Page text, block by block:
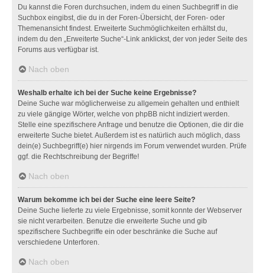
Du kannst die Foren durchsuchen, indem du einen Suchbegriff in die
Suchbox eingibst, die du in der Foren-Übersicht, der Foren- oder
Themenansicht findest. Erweiterte Suchmöglichkeiten erhältst du,
indem du den „Erweiterte Suche“-Link anklickst, der von jeder Seite des
Forums aus verfügbar ist.
Nach oben
Weshalb erhalte ich bei der Suche keine Ergebnisse?
Deine Suche war möglicherweise zu allgemein gehalten und enthielt
zu viele gängige Wörter, welche von phpBB nicht indiziert werden.
Stelle eine spezifischere Anfrage und benutze die Optionen, die dir die
erweiterte Suche bietet. Außerdem ist es natürlich auch möglich, dass
dein(e) Suchbegriff(e) hier nirgends im Forum verwendet wurden. Prüfe
ggf. die Rechtschreibung der Begriffe!
Nach oben
Warum bekomme ich bei der Suche eine leere Seite?
Deine Suche lieferte zu viele Ergebnisse, somit konnte der Webserver
sie nicht verarbeiten. Benutze die erweiterte Suche und gib
spezifischere Suchbegriffe ein oder beschränke die Suche auf
verschiedene Unterforen.
Nach oben